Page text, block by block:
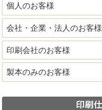
個人のお客様
会社・企業・法人のお客様
印刷会社のお客様
製本のみのお客様